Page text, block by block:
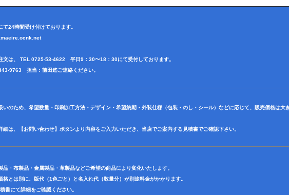
24時間受け付けております。
文は、 TEL 0725-53-4622 平日9：30〜18：30にて受付しております。
9763 担当：前田迄ご連絡ください。
いのため、希望数量・印刷加工方法・デザイン・希望納期・外装仕様（包装・のし・シール）などに応じて、販売価格は大
細は、【お問い合わせ】ボタンより内容をご入力いただき、当店でご案内する見積書でご確認下さい。
・布製品・金属製品・革製品などご希望の商品により変化いたします。
格とは別に、版代（1色ごと）と名入れ代（数量分）が別途料金がかかります。
書にて詳細をご確認ください。